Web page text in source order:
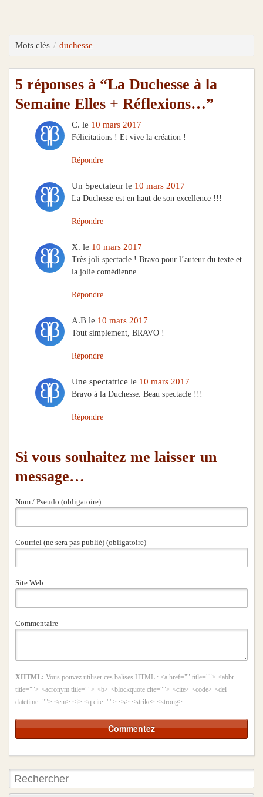
Mots clés duchesse
5 réponses à “La Duchesse à la
Semaine Elles + Réflexions…”
C. le 10 mars 2017
Félicitations ! Et vive la création !
Répondre
Un Spectateur le 10 mars 2017
La Duchesse est en haut de son excellence !!!
Répondre
X. le 10 mars 2017
Très joli spectacle ! Bravo pour l’auteur du texte et
la jolie comédienne.
Répondre
A.B le 10 mars 2017
Tout simplement, BRAVO !
Répondre
Une spectatrice le 10 mars 2017
Bravo à la Duchesse. Beau spectacle !!!
Répondre
Si vous souhaitez me laisser un
message…
Nom / Pseudo (obligatoire)
Courriel (ne sera pas publié) (obligatoire)
Site Web
Commentaire
XHTML: Vous pouvez utiliser ces balises HTML : <a href="" title=""> <abbr
title=""> <acronym title=""> <b> <blockquote cite=""> <cite> <code> <del
datetime=""> <em> <i> <q cite=""> <s> <strike> <strong>
Rechercher: